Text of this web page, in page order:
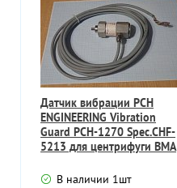
Датчик вибрации PCH
ENGINEERING Vibration
Guard PCH-1270 Spec.CHF-
5213 для центрифуги BMA
В наличии 1шт